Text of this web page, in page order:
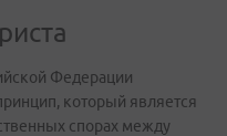
Федерации
который является
спорах между